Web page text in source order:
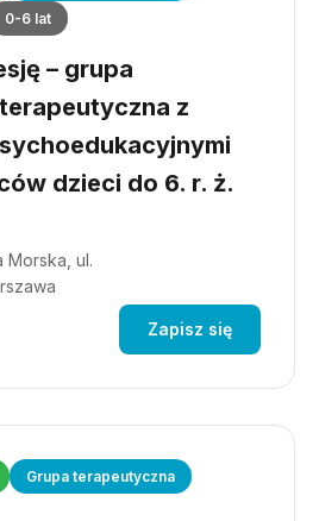
0-6 lat
– grupa
z
dzieci do 6. r. ż.
Morska, ul.
Zapisz się
Grupa terapeutyczna